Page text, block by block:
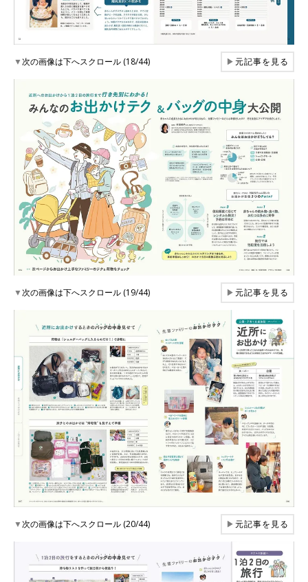
▼次の画像は下へスクロール (18/44) ▶元記事を見る
▼次の画像は下へスクロール (19/44) ▶元記事を見る
▼次の画像は下へスクロール (20/44) ▶元記事を見る